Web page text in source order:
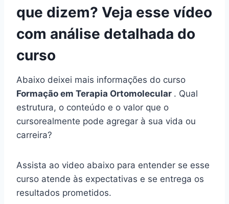
que dizem? Veja esse vídeo
com análise detalhada do
curso
Abaixo deixei mais informações do curso
Formação em Terapia Ortomolecular . Qual
estrutura, o conteúdo e o valor que o
cursorealmente pode agregar à sua vida ou
carreira?
Assista ao video abaixo para entender se esse
curso atende às expectativas e se entrega os
resultados prometidos.